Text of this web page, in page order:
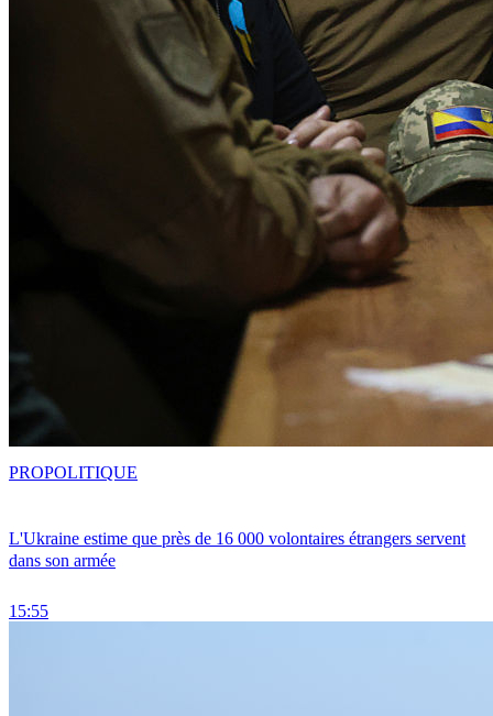
L'Ukraine estime que près de 16 000 volontaires étrangers servent
dans son armée
15:55
PROPOLITIQUE